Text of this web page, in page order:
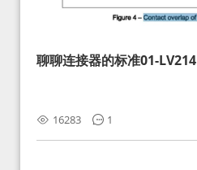
聊聊连接器的标准01-LV214
16283 1